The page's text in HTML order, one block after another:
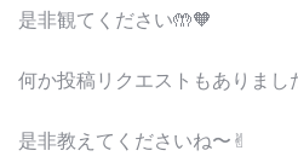
是非観てください🤲🧡
何か投稿リクエストもありまし
是非教えてくださいね〜✌︎